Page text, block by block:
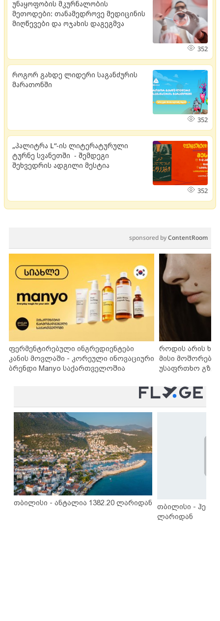
უნაყოფობის მკურნალობის
მეთოდები: თანამედროვე მედიცინის
მიღწევები და ოჯახის დაგეგმვა
352
როგორ გახდე ლიდერი საგანძურის
მარათონში
352
„პალიტრა L“-ის ლიტერატურული
ტურნე სვანეთში - შემდეგი
შეხვედრის ადგილი მესტია
352
sponsored byContentRoom
ფერმენტირებული ინგრედიენტები
კანის მოვლაში - კორეული ინოვაციური
ბრენდი Manyo საქართველოშია
როდის არის
მისი
უსაფრთხო
თბილისი - ანტალია 1382.20 ლარიდან
თბილისი -
ლარიდან